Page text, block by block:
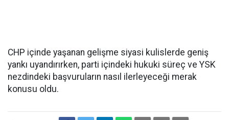
CHP içinde yaşanan gelişme siyasi kulislerde geniş
yankı uyandırırken, parti içindeki hukuki süreç ve YSK
nezdindeki başvuruların nasıl ilerleyeceği merak
konusu oldu.